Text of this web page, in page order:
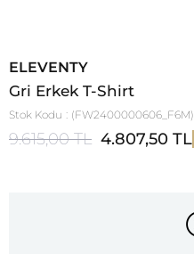
ELEVENTY
Gri Erkek T-Shirt
Stok Kodu (FW2400000606_F6M)
9.615,00 TL 4.807,50 TL